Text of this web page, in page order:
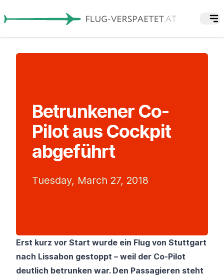
Betrunkener Co-
Pilot aus Cockpit
abgeführt
Tuesday, March 27, 2018
Erst kurz vor Start wurde ein Flug von Stuttgart
nach Lissabon gestoppt – weil der Co-Pilot
deutlich betrunken war. Den Passagieren steht